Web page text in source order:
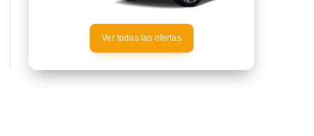
Ver todas las ofertas